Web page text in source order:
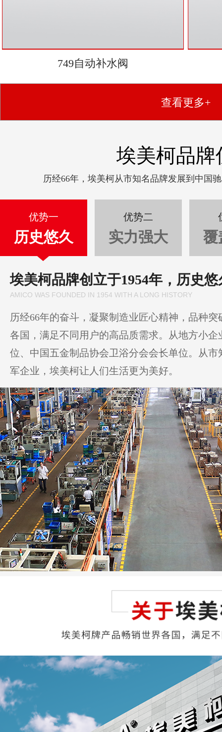
749自动补水阀
查看更多+
埃美柯品牌
历经66年，埃美柯从市知名品牌发展到中国
优势一
历史悠久
优势二
实力强大 覆
埃美柯品牌创立于1954年，历史悠
AMICO WAS FOUNDED IN 1954 WITH A LONG HISTORY
历经66年的奋斗，凝聚制造业匠心精神，品种
各国，满足不同用户的高品质需求。从地方小
位、中国五金制品协会卫浴分会会长单位。从
军企业，埃美柯让人们生活更为美好。